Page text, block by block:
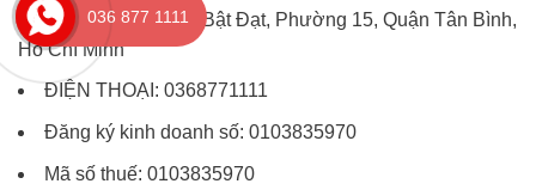
Số 40/15D Hoàng Bật Đạt, Phường 15, Quận Tân Bình,
Hồ Chí Minh
ĐIỆN THOẠI: 0368771111
Đăng ký kinh doanh số: 0103835970
Mã số thuế: 0103835970
036 877 1111